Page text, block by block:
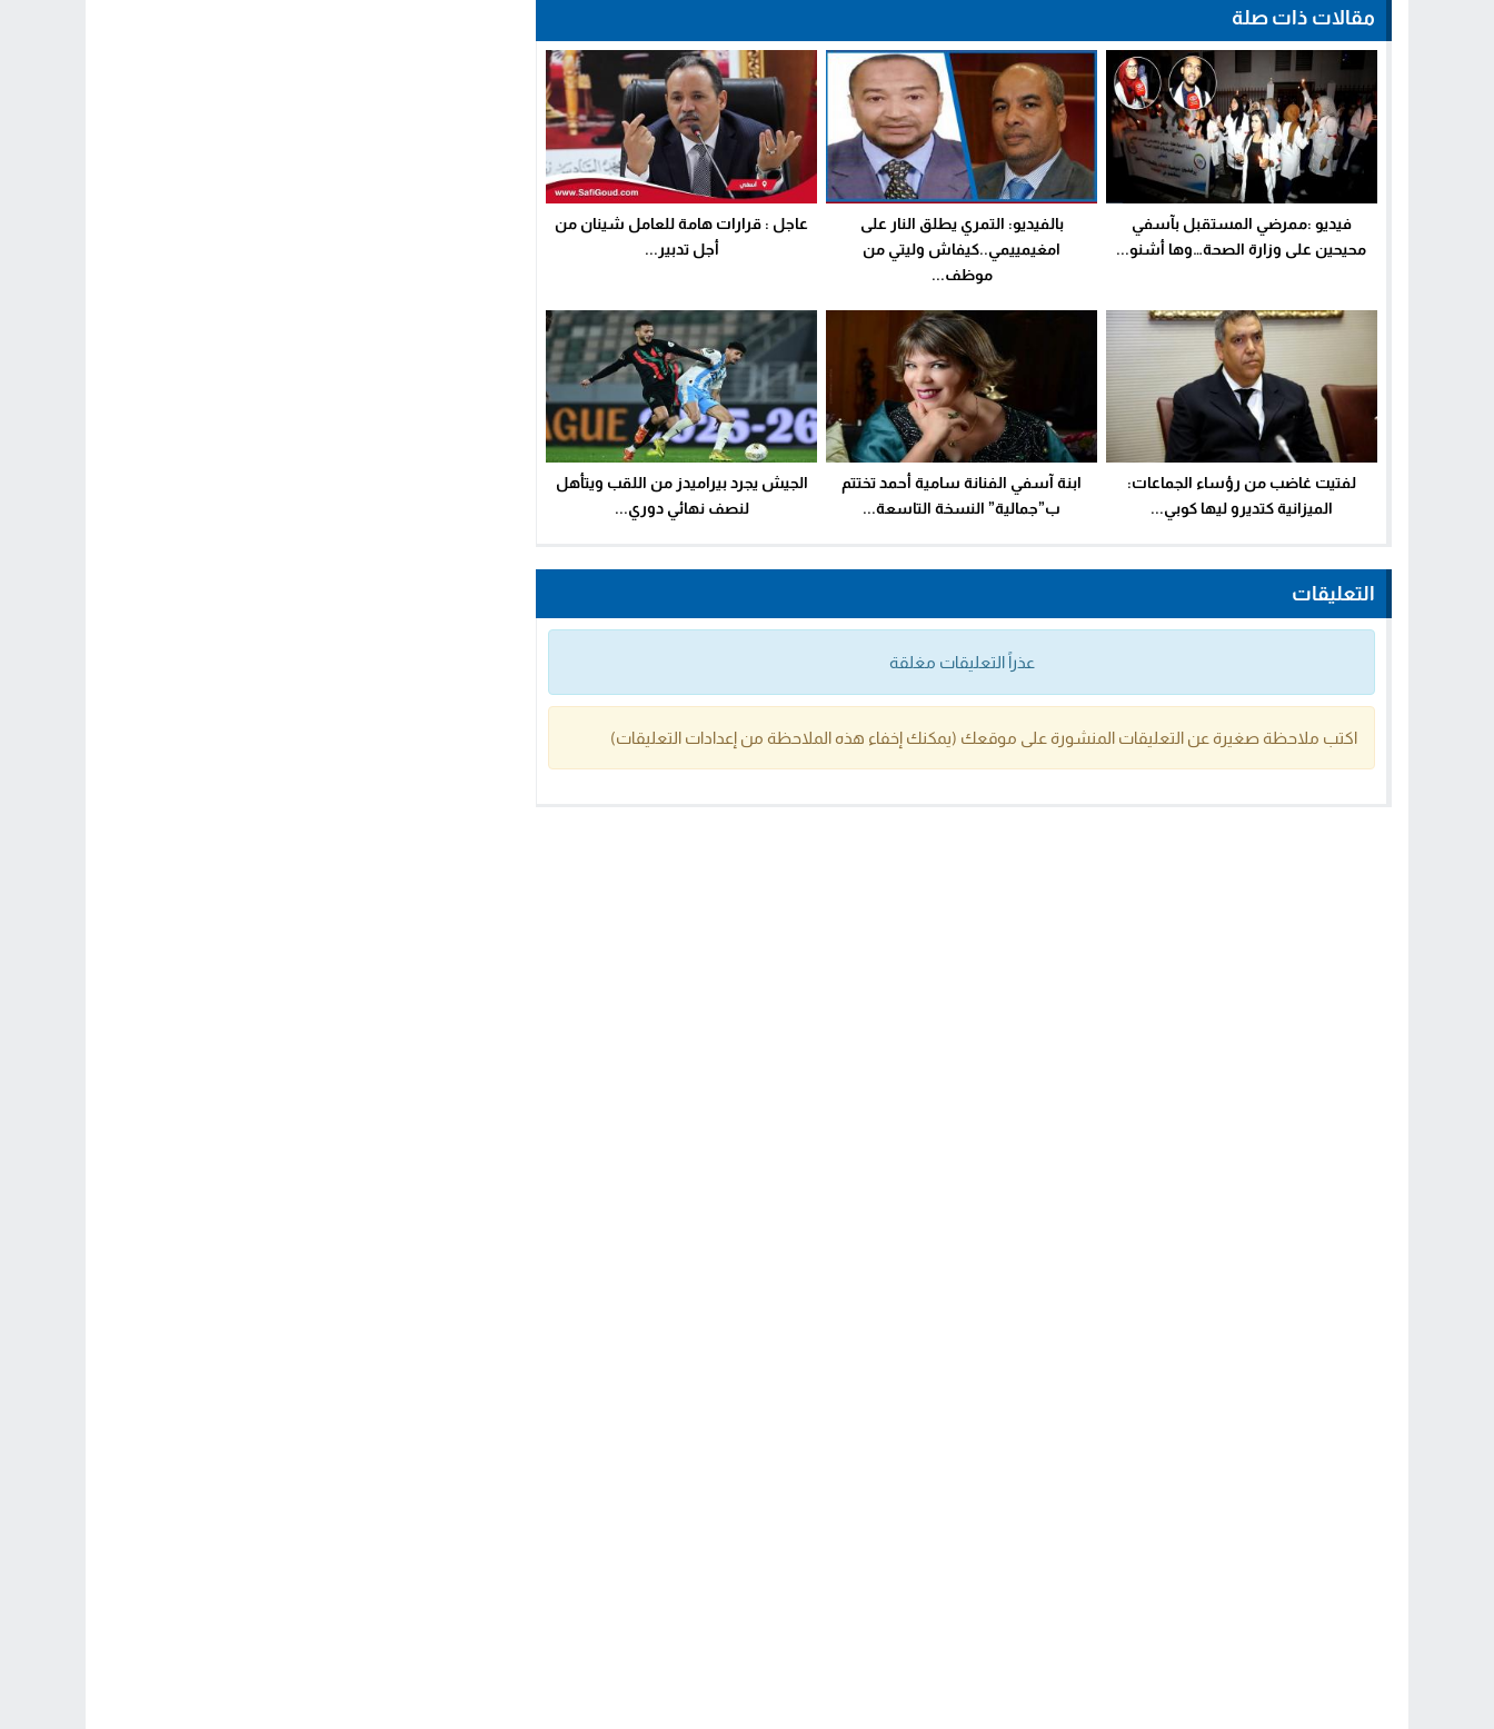
مقالات ذات صلة
فيديو :ممرضي المستقبل بآسفي
محيحين على وزارة الصحة…وها أشنو...
بالفيديو: التمري يطلق النار على
امغيمييمي..كيفاش وليتي من
موظف...
عاجل : قرارات هامة للعامل شينان من
أجل تدبير...
لفتيت غاضب من رؤساء الجماعات:
الميزانية كتديرو ليها كوبي...
ابنة آسفي الفنانة سامية أحمد تختتم
ب”جمالية” النسخة التاسعة...
الجيش يجرد بيراميدز من اللقب ويتأهل
لنصف نهائي دوري...
التعليقات
عذراً التعليقات مغلقة
اكتب ملاحظة صغيرة عن التعليقات المنشورة على موقعك (يمكنك إخفاء هذه الملاحظة من إعدادات التعليقات)